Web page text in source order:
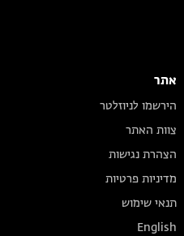
אתר
הירשמו לניוזלטר
צוות האתר
הצהרת נגישות
מדיניות פרטיות
תנאי שימוש
English